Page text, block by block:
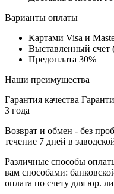
Варианты оплаты
Картами Visa и
Выставленный счет
Предоплата 30%
Наши преимущества
Гарантия качества
3 года
Возврат и обмен - без
течение 7 дней в
Различные способы
вам способами:
оплата по счету для юр.